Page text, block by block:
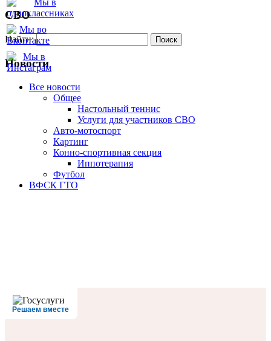
СВО
Найти:
Новости
Все новости
Oбщее
Настольный теннис
Услуги для участников СВО
Авто-мотоспорт
Картинг
Конно-спортивная секция
Иппотерапия
Футбол
ВФСК ГТО
Решаем вместе